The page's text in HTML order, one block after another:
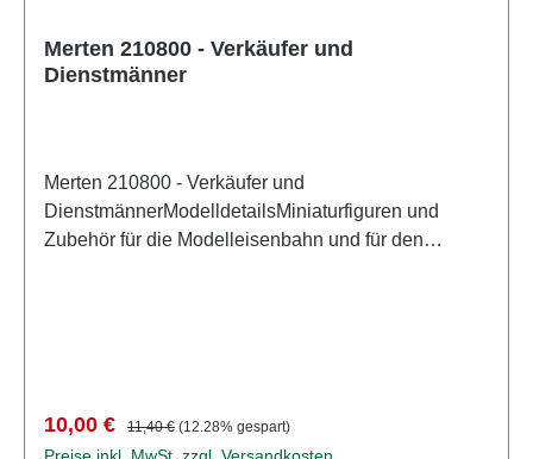
Merten 210800 - Verkäufer und
Dienstmänner
Merten 210800 - Verkäufer und
DienstmännerModelldetailsMiniaturfiguren und
Zubehör für die Modelleisenbahn und für den
auf. Eigenschaften: Hersteller: MertenArtikelnummer:
Verkaufspreis:
10,00 € Regulärer Preis:
11,40 € (12.28% gespart)
Preise inkl. MwSt. zzgl. Versandkosten